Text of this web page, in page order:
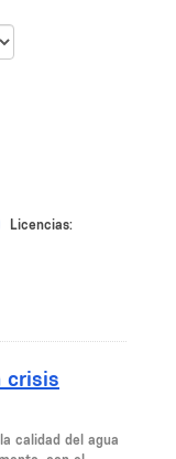
Licencias:
crisis
calidad del agua